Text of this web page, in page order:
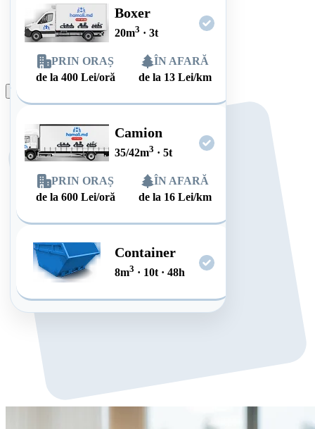
Boxer
20m3 · 3t
PRIN ORAȘ
de la400 Lei/oră
ÎN AFARĂ
de la 13 Lei/km
Camion
35/42m3 · 5t
PRIN ORAȘ
de la600 Lei/oră
ÎN AFARĂ
de la 16 Lei/km
Container
8m3 · 10t · 48h
Plasează comanda